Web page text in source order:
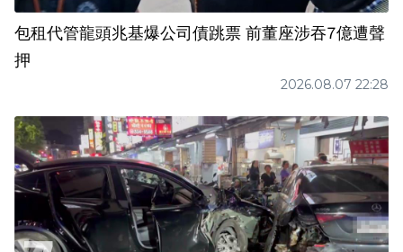
包租代管龍頭兆基爆公司債跳票 前董座涉吞7億遭聲
押
2026.08.07 22:28